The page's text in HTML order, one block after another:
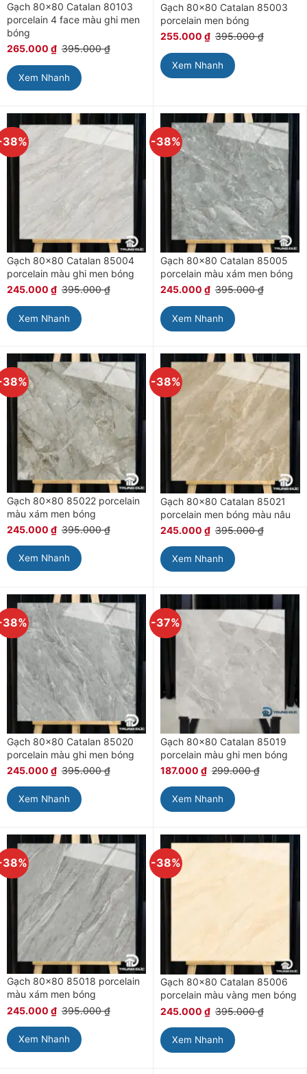
Gạch 80×80 Catalan 80103
porcelain 4 face màu ghi men
bóng
265.000 ₫ 395.000₫
Xem Nhanh
Gạch 80×80 Catalan 85003
porcelain men bóng
255.000 ₫ 395.000₫
Xem Nhanh
Gạch 80×80 Catalan 85004
porcelain màu ghi men bóng
245.000 ₫ 395.000₫
Xem Nhanh
-38%
Gạch 80×80 Catalan 85005
porcelain màu xám men bóng
245.000 ₫ 395.000₫
Xem Nhanh
Gạch 80×80 85022 porcelain
màu xám men bóng
245.000 ₫ 395.000₫
Xem Nhanh
-38%
Gạch 80×80 Catalan 85021
porcelain men bóng màu nâu
245.000 ₫ 395.000₫
Xem Nhanh
Gạch 80×80 Catalan 85020
porcelain màu ghi men bóng
245.000 ₫ 395.000₫
Xem Nhanh
-37%
Gạch 80×80 Catalan 85019
porcelain màu ghi men bóng
187.000 ₫ 299.000₫
Xem Nhanh
Gạch 80×80 85018 porcelain
màu xám men bóng
245.000 ₫ 395.000₫
Xem Nhanh
-38%
Gạch 80×80 Catalan 85006
porcelain màu vàng men bóng
245.000 ₫ 395.000₫
Xem Nhanh